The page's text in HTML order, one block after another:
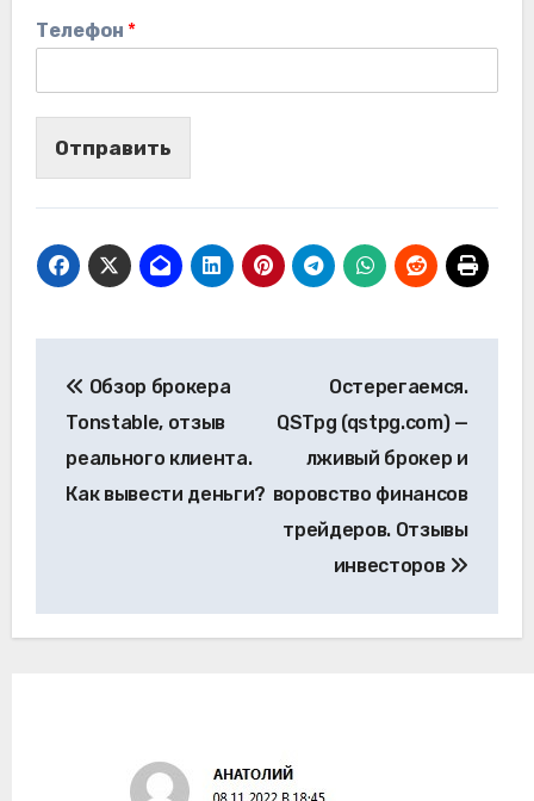
Телефон *
Отправить
по
записям
Обзор брокера
Tonstable, отзыв
реального клиента.
Как вывести деньги?
Остерегаемся.
QSTpg (qstpg.com) —
лживый брокер и
воровство финансов
трейдеров. Отзывы
инвесторов